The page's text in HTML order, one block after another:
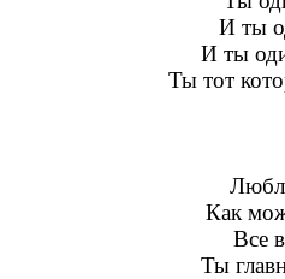
И ты
И ты
Ты тот
Как
Все
Ты